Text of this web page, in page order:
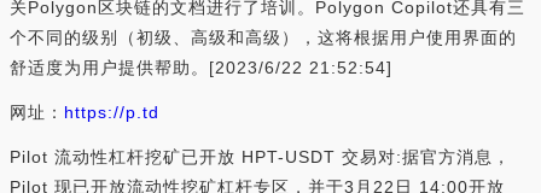
关Polygon区块链的文档进行了培训。Polygon Copilot还具有三
个不同的级别（初级、高级和高级），这将根据用户使用界面的
舒适度为用户提供帮助。[2023/6/22 21:52:54]
网址： https://p.td
Pilot 流动性杠杆挖矿已开放 HPT-USDT 交易对:据官方消息，
Pilot 现已开放流动性挖矿杠杆专区，并于3月22日 14:00开放